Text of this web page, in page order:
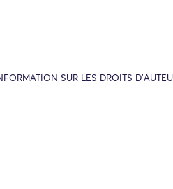
SUR LES DROITS